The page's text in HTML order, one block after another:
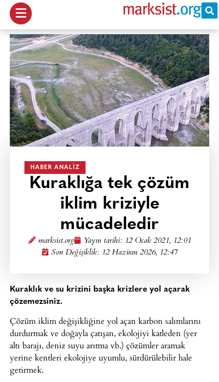
HABER ANALIZ
Kuraklığa tek çözüm
iklim kriziyle
mücadeledir
marksist.org Yayın tarihi: 12 Ocak 2021, 12:01
Son Değişiklik: 12 Haziran 2026, 12:47
Kuraklık ve su krizini başka krizlere yol açarak
çözemezsiniz.
Çözüm iklim değişikliğine yol açan karbon salımlarını
durdurmak ve doğayla çatışan, ekolojiyi katleden (yer
altı barajı, deniz suyu arıtma vb.) çözümler aramak
yerine kentleri ekolojiye uyumlu, sürdürülebilir hale
getirmek.